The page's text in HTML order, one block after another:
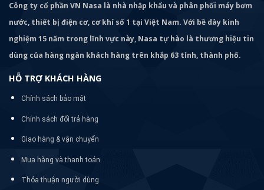
Công ty cổ phần VN Nasa là nhà nhập khẩu và phân phối máy bơm
nước, thiết bị điện cơ, cơ khí số 1 tại Việt Nam. Với bề dày kinh
nghiệm 15 năm trong lĩnh vực này, Nasa tự hào là thương hiệu tin
dùng của hàng ngàn khách hàng trên khắp 63 tỉnh, thành phố.
HỖ TRỢ KHÁCH HÀNG
Chính sách bảo mật
Chính sách đổi trả hàng
Giao hàng & vận chuyển
Mua hàng và thanh toán
Thỏa thuận người dùng